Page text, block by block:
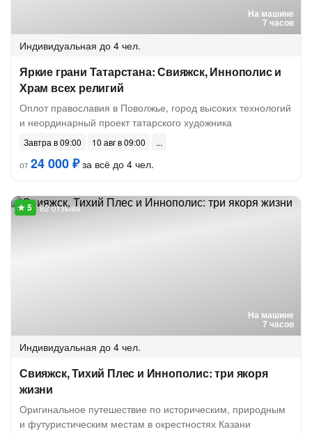
На машине
7 часов
Индивидуальная до 4 чел.
Яркие грани Татарстана: Свияжск, Иннополис и
Храм всех религий
Оплот православия в Поволжье, город высоких технологий
и неординарный проект татарского художника
Завтра в 09:00
10 авг в 09:00
от24 000 ₽за всё до 4 чел.
На машине
7 часов
82 отзыва
Индивидуальная до 4 чел.
Свияжск, Тихий Плес и Иннополис: три якоря
жизни
Оригинальное путешествие по историческим, природным
и футуристическим местам в окрестностях Казани